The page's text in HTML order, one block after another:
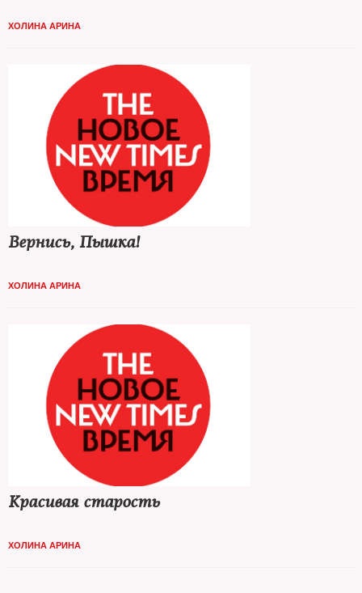
ХОЛИНА АРИНА
Вернись, Пышка!
ХОЛИНА АРИНА
Красивая старость
ХОЛИНА АРИНА